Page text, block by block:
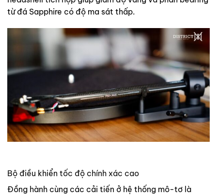
từ đá Sapphire có độ ma sát thấp.
Bộ điều khiển tốc độ chính xác cao
Đồng hành cùng các cải tiến ở hệ thống mô-tơ là